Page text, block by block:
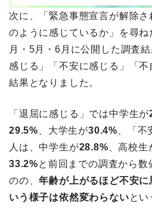
次に、「緊急事態宣言が解除
のように感じているか」を尋
月・5月・6月に公開した調査
感じる」「不安に感じる」「不
結果となりました。
「退屈に感じる」では中学生が
29.5% 、大学生が30.4% 、「
人は、中学生が28.8% 、高校生
33.2%と前回までの調査から数
のの、年齢が上がるほど不安
いう様子は依然変わらないとい